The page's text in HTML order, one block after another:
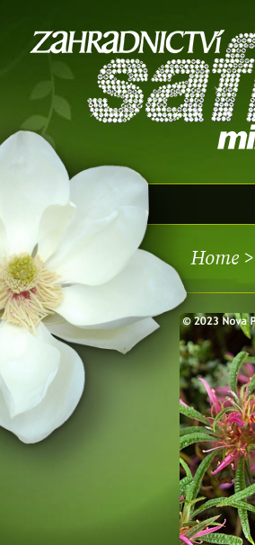
Home >